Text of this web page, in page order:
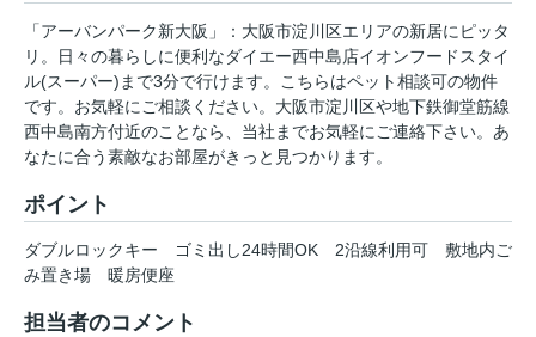
「アーバンパーク新大阪」：大阪市淀川区エリアの新居にピッタ
リ。日々の暮らしに便利なダイエー西中島店イオンフードスタイ
ル(スーパー)まで3分で行けます。こちらはペット相談可の物件
です。お気軽にご相談ください。大阪市淀川区や地下鉄御堂筋線
西中島南方付近のことなら、当社までお気軽にご連絡下さい。あ
なたに合う素敵なお部屋がきっと見つかります。
ポイント
ダブルロックキー ゴミ出し24時間OK 2沿線利用可
敷地内ご
み置き場
暖房便座
担当者のコメント